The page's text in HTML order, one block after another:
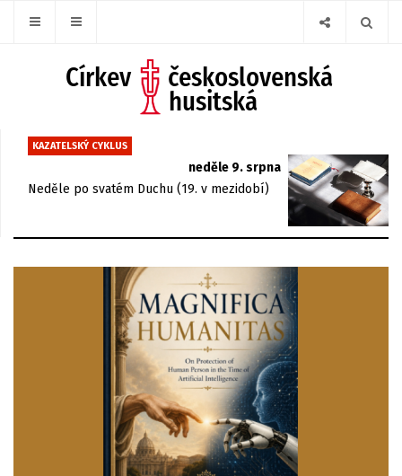
KAZATELSKÝ CYKLUS
neděle 9. srpna
Neděle po svatém Duchu (19. v mezidobí)